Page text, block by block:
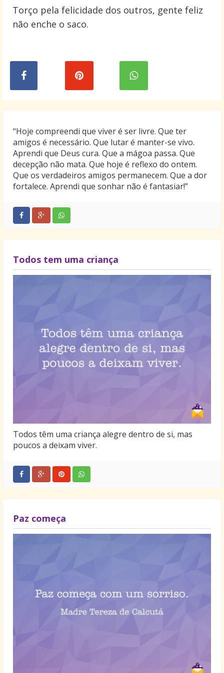
Torço pela felicidade dos outros, gente feliz
não enche o saco.
“Hoje compreendi que viver é ser livre. Que ter
amigos é necessário. Que lutar é manter-se vivo.
Aprendi que Deus cura. Que a mágoa passa. Que
decepção não mata. Que hoje é reflexo do ontem.
Que os verdadeiros amigos permanecem. Que a dor
fortalece. Aprendi que sonhar não é fantasiar!”
Todos tem uma criança
Todos têm uma criança alegre dentro de si, mas
poucos a deixam viver.
Paz começa